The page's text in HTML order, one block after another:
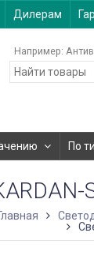
Дилерам
Например:
По